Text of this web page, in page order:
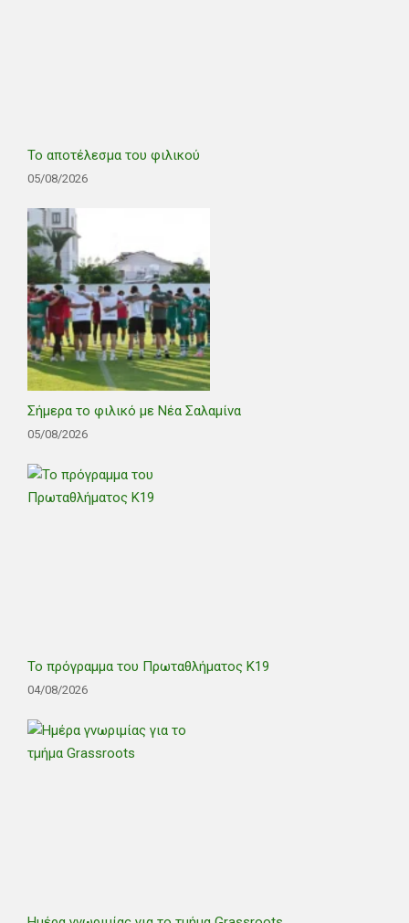
Το αποτέλεσμα του φιλικού
05/08/2026
Σήμερα το φιλικό με Νέα Σαλαμίνα
05/08/2026
Το πρόγραμμα του Πρωταθλήματος Κ19
04/08/2026